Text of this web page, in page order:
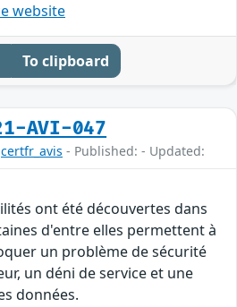
website
To clipboard
AVI-047
certfr_avis - Published: - Updated:
ont été découvertes dans
d'entre elles permettent à
un problème de sécurité
un déni de service et une
données.